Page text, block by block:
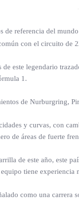
de referencia del
con el circuito de
de este legendario
1.
de Nurburgring,
y curvas, con
de áreas de fuerte
de este año, este
tiene
como una carrera